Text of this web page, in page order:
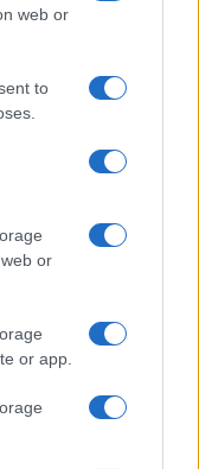
web or
to
or
or app.
rá a 11